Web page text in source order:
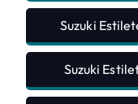
Suzuki
Suzuki